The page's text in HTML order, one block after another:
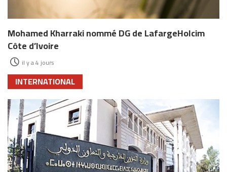
Mohamed Kharraki nommé DG de LafargeHolcim
Côte d’Ivoire
il y a 4 jours
INTERNATIONAL